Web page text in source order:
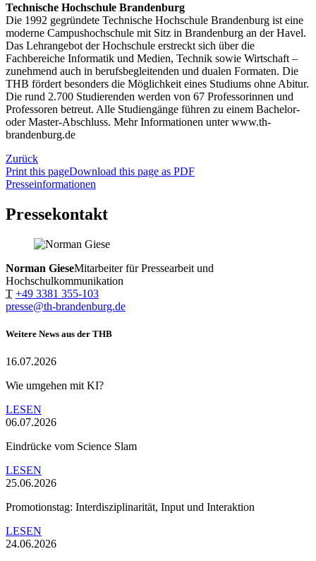
Technische Hochschule Brandenburg
Die 1992 gegründete Technische Hochschule Brandenburg ist eine
moderne Campushochschule mit Sitz in Brandenburg an der Havel.
Das Lehrangebot der Hochschule erstreckt sich über die
Fachbereiche Informatik und Medien, Technik sowie Wirtschaft –
zunehmend auch in berufsbegleitenden und dualen Formaten. Die
THB fördert besonders die Möglichkeit eines Studiums ohne Abitur.
Die rund 2.700 Studierenden werden von 67 Professorinnen und
Professoren betreut. Alle Studiengänge führen zu einem Bachelor-
oder Master-Abschluss. Mehr Informationen unter www.th-
brandenburg.de
Zurück
Print this pageDownload this page as PDF
Presseinformationen
Pressekontakt
Norman GieseMitarbeiter für Pressearbeit und
Hochschulkommunikation
T +49 3381 355-103
presse@th-brandenburg.de
Weitere News aus der THB
16.07.2026
Wie umgehen mit KI?
LESEN
06.07.2026
Eindrücke vom Science Slam
LESEN
25.06.2026
Promotionstag: Interdisziplinarität, Input und Interaktion
LESEN
24.06.2026